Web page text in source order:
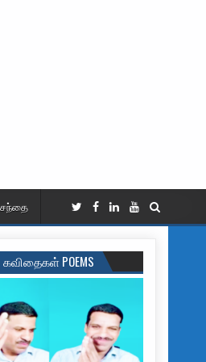
சந்தை
கவிதைகள் POEMS